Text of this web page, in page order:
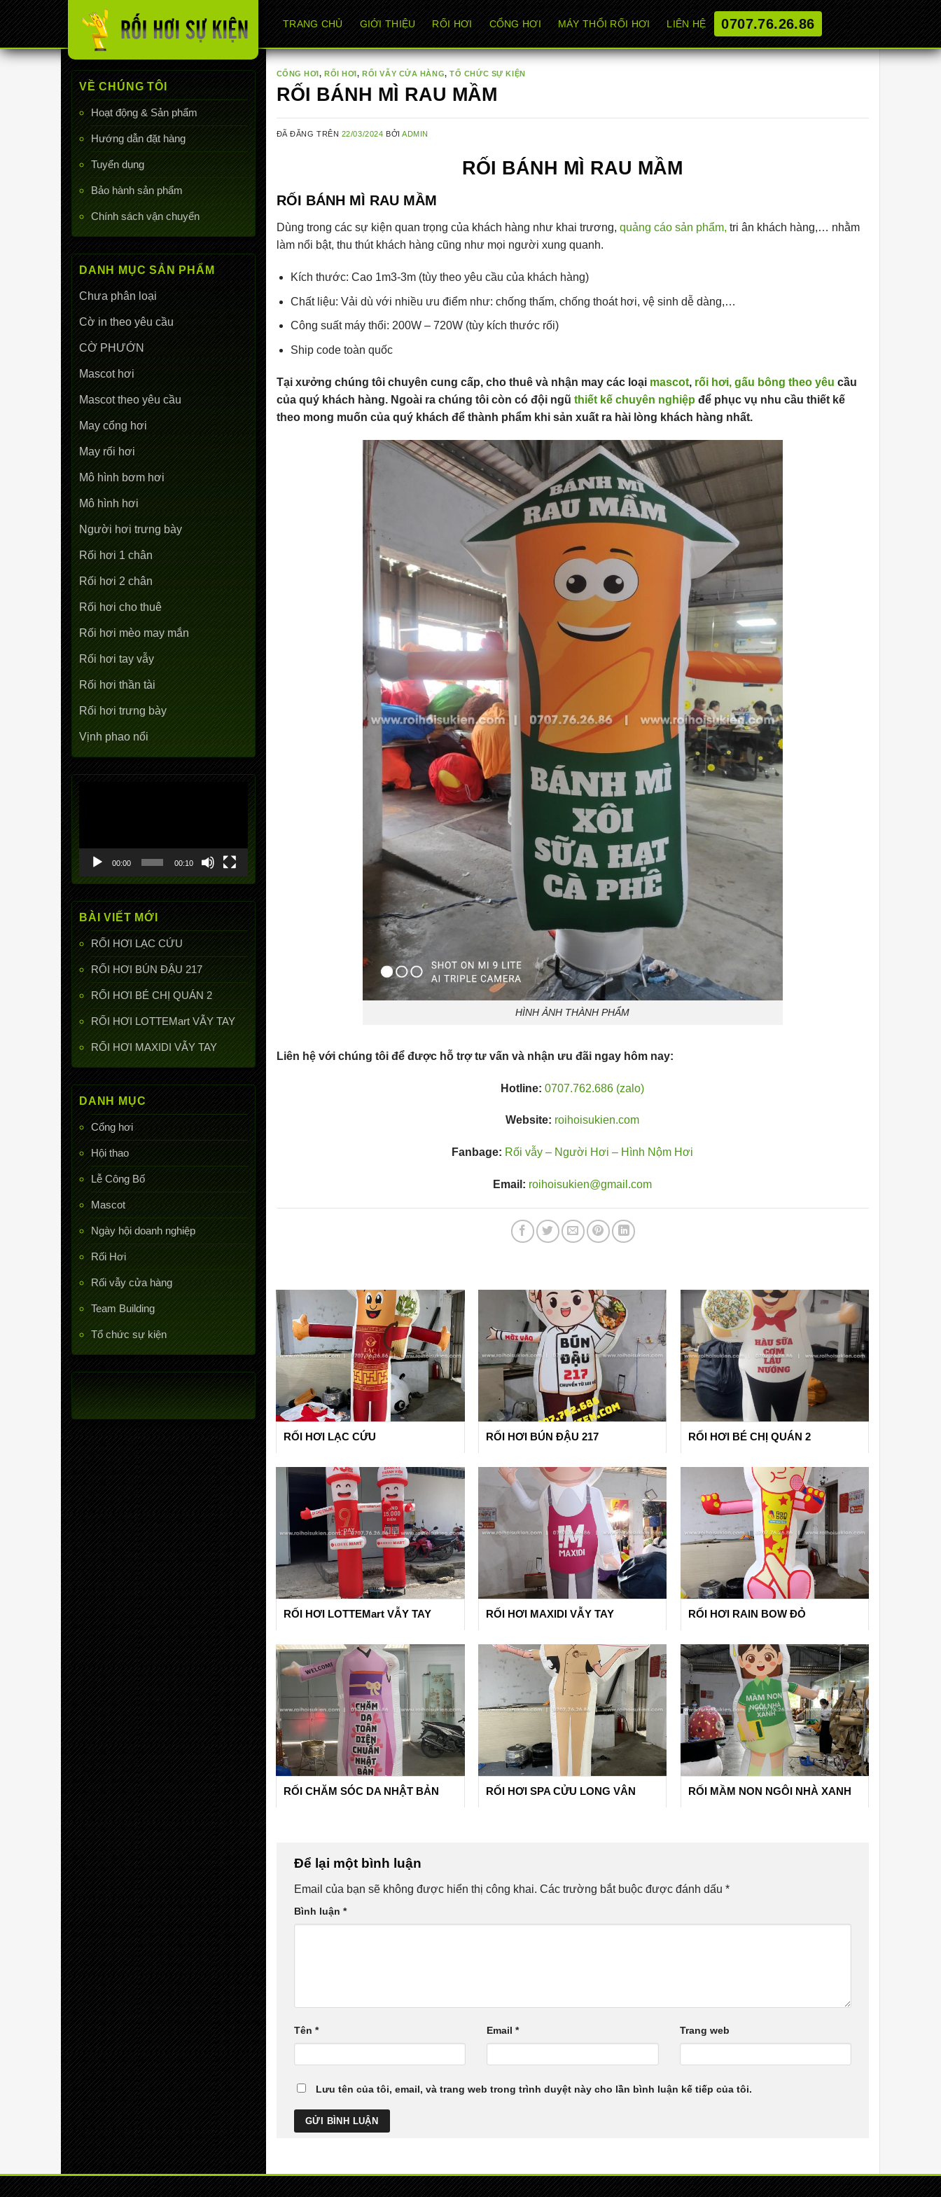
Chuyển
đến
nội
dung
TRANG CHỦ GIỚI THIỆU RỐI HƠI CỔNG HƠI MÁY THỔI RỐI HƠI LIÊN HỆ 0707.76.26.86
VỀ CHÚNG TÔI
Hoạt động & Sản phẩm
Hướng dẫn đặt hàng
Tuyển dụng
Bảo hành sản phẩm
Chính sách vận chuyển
DANH MỤC SẢN PHẨM
Chưa phân loại
Cờ in theo yêu cầu
CỜ PHƯỚN
Mascot hơi
Mascot theo yêu cầu
May cổng hơi
May rối hơi
Mô hình bơm hơi
Mô hình hơi
Người hơi trưng bày
Rối hơi 1 chân
Rối hơi 2 chân
Rối hơi cho thuê
Rối hơi mèo may mắn
Rối hơi tay vẫy
Rối hơi thần tài
Rối hơi trưng bày
Vịnh phao nổi
Trình
chơi
Video
00:00 00:10
BÀI VIẾT MỚI
RỐI HƠI LẠC CỨU
RỐI HƠI BÚN ĐẬU 217
RỐI HƠI BÉ CHỊ QUÁN 2
RỐI HƠI LOTTEMart VẪY TAY
RỐI HƠI MAXIDI VẪY TAY
DANH MỤC
Cổng hơi
Hội thao
Lễ Công Bố
Mascot
Ngày hội doanh nghiệp
Rối Hơi
Rối vẫy cửa hàng
Team Building
Tổ chức sự kiện
CỔNG HƠI,RỐI HƠI,RỐI VẪY CỬA HÀNG,TỔ CHỨC SỰ KIỆN
RỐI BÁNH MÌ RAU MẦM
ĐÃ ĐĂNG TRÊN 22/03/2024 BỞIADMIN
RỐI BÁNH MÌ RAU MẦM
RỐI BÁNH MÌ RAU MẦM
Dùng trong các sự kiện quan trọng của khách hàng như khai trương, quảng cáo sản phẩm, tri ân khách hàng,… nhằm
làm nổi bật, thu thút khách hàng cũng như mọi người xung quanh.
Kích thước: Cao 1m3-3m (tùy theo yêu cầu của khách hàng)
Chất liệu: Vải dù với nhiều ưu điểm như: chống thấm, chống thoát hơi, vệ sinh dễ dàng,…
Công suất máy thổi: 200W – 720W (tùy kích thước rối)
Ship code toàn quốc
Tại xưởng chúng tôi chuyên cung cấp, cho thuê và nhận may các loạimascot, rối hơi, gấu bông theo yêu cầu
của quý khách hàng. Ngoài ra chúng tôi còn có đội ngũ thiết kế chuyên nghiệp để phục vụ nhu cầu thiết kế
theo mong muốn của quý khách để thành phẩm khi sản xuất ra hài lòng khách hàng nhất.
HÌNH ẢNH THÀNH PHẨM
Liên hệ với chúng tôi để được hỗ trợ tư vấn và nhận ưu đãi ngay hôm nay:
Hotline: 0707.762.686 (zalo)
Website: roihoisukien.com
Fanbage: Rối vẫy – Người Hơi – Hình Nộm Hơi
Email: roihoisukien@gmail.com
RỐI HƠI LẠC CỨU RỐI HƠI BÚN ĐẬU 217 RỐI HƠI BÉ CHỊ QUÁN 2
RỐI HƠI LOTTEMart VẪY TAY RỐI HƠI MAXIDI VẪY TAY RỐI HƠI RAIN BOW ĐỎ
RỐI CHĂM SÓC DA NHẬT BẢN RỐI HƠI SPA CỬU LONG VÂN RỐI MẦM NON NGÔI NHÀ XANH
Để lại một bình luận
Email của bạn sẽ không được hiển thị công khai. Các trường bắt buộc được đánh dấu *
Bình luận *
Tên * Email * Trang web
Lưu tên của tôi, email, và trang web trong trình duyệt này cho lần bình luận kế tiếp của tôi.